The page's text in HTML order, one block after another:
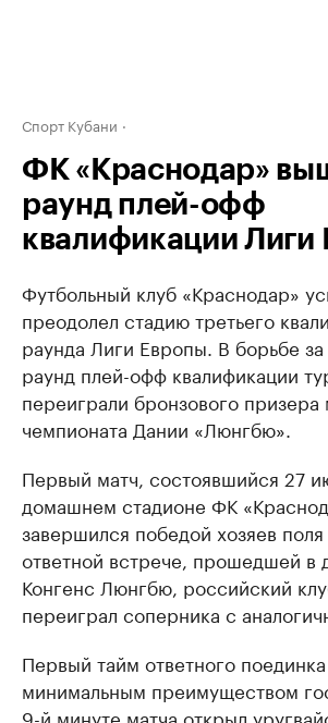
Спорт Кубани
ФК «Краснодар»
раунд плей-офф
квалификации Лиги
Футбольный клуб «Краснодар»
преодолел стадию третьего
раунда Лиги Европы. В борьбе за
раунд плей-офф квалификации
переиграли бронзового
чемпионата Дании «Люнгбю».
Первый матч, состоявшийся 27
домашнем стадионе ФК
завершился победой хозяев поля
ответной встрече, прошедшей в
Конгенс Люнгбю, российский
переиграл соперника с
Первый тайм ответного
минимальным преимуществом
9-й минуте матча открыл